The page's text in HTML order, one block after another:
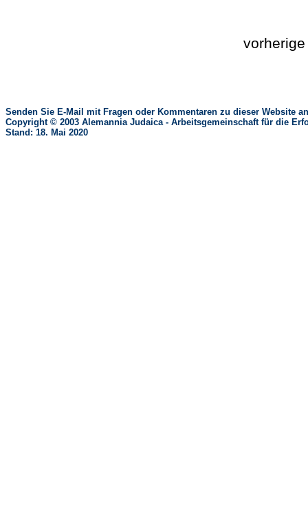
Senden Sie E-Mail mit Fragen oder Kommentaren zu dieser Website
Copyright © 2003 Alemannia Judaica - Arbeitsgemeinschaft für die
Stand: 18. Mai 2020